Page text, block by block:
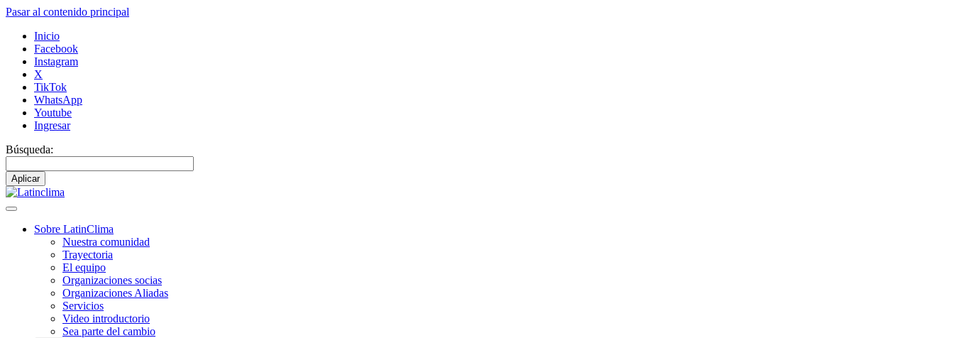
Pasar al contenido principal
Inicio
Facebook
Instagram
X
TikTok
WhatsApp
Youtube
Ingresar
Búsqueda:
Navegación
Sobre LatinClima
Nuestra comunidad
Trayectoria
El equipo
Organizaciones socias
Organizaciones Aliadas
Servicios
Video introductorio
Sea parte del cambio